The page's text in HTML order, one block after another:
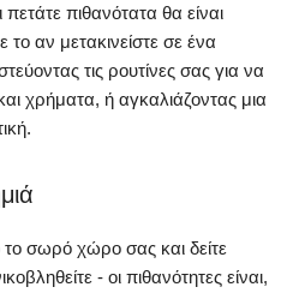
πιθανότατα θα είναι
αν μετακινείστε σε ένα
τις ρουτίνες σας για να
χρήματα, ή αγκαλιάζοντας μια
σωρό χώρο σας και δείτε
- οι πιθανότητες είναι,